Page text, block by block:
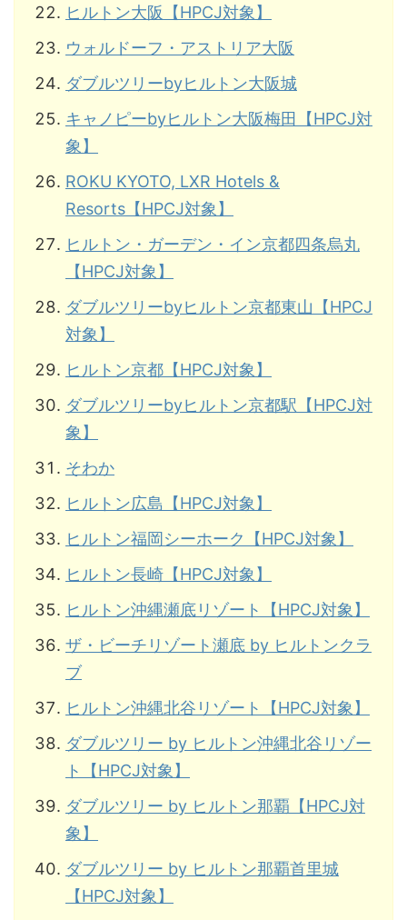
ヒルトン大阪【HPCJ対象】
ウォルドーフ・アストリア大阪
ダブルツリーbyヒルトン大阪城
キャノピーbyヒルトン大阪梅田【HPCJ対
象】
ROKU KYOTO, LXR Hotels &
Resorts【HPCJ対象】
ヒルトン・ガーデン・イン京都四条烏丸
【HPCJ対象】
ダブルツリーbyヒルトン京都東山【HPCJ
対象】
ヒルトン京都【HPCJ対象】
ダブルツリーbyヒルトン京都駅【HPCJ対
象】
そわか
ヒルトン広島【HPCJ対象】
ヒルトン福岡シーホーク【HPCJ対象】
ヒルトン長崎【HPCJ対象】
ヒルトン沖縄瀬底リゾート【HPCJ対象】
ザ・ビーチリゾート瀬底 by ヒルトンクラ
ブ
ヒルトン沖縄北谷リゾート【HPCJ対象】
ダブルツリー by ヒルトン沖縄北谷リゾー
ト【HPCJ対象】
ダブルツリー by ヒルトン那覇【HPCJ対
象】
ダブルツリー by ヒルトン那覇首里城
【HPCJ対象】